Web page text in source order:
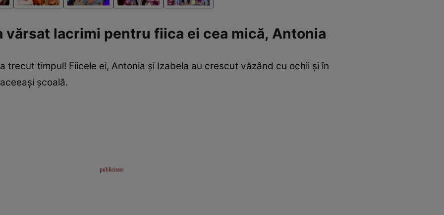
vărsat lacrimi pentru fiica ei cea mică, Antonia
trecut timpul! Fiicele ei, Antonia și Izabela au crescut văzând cu ochii și în
școală.